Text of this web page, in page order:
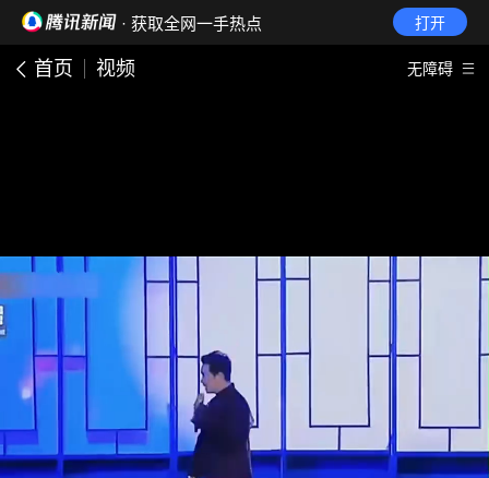
· 获取全网一手热点 打开
首页 视频 无障碍